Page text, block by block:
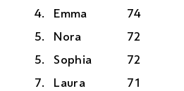
4.
Emma 74
5.
Nora 72
5.
Sophia 72
7.
Laura 71